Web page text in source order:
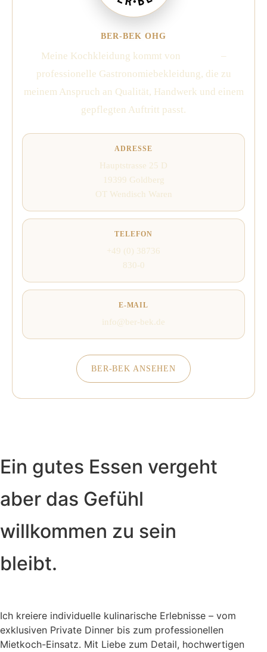
BER-BEK OHG
Meine Kochkleidung kommt von
–
professionelle Gastronomiebekleidung, die zu
meinem Anspruch an Qualität, Handwerk und einem
gepflegten Auftritt passt.
ADRESSE
Hauptstrasse 25 D
19399 Goldberg
OT Wendisch Waren
TELEFON
+49 (0) 38736
830-0
E-MAIL
info@ber-bek.de
BER-BEK ANSEHEN
Ein gutes Essen vergeht
aber das Gefühl
willkommen zu sein
bleibt.
Ich kreiere individuelle kulinarische Erlebnisse – vom
exklusiven Private Dinner bis zum professionellen
Mietkoch-Einsatz. Mit Liebe zum Detail, hochwertigen